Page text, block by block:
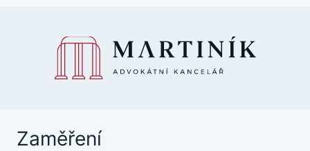
Zaměření